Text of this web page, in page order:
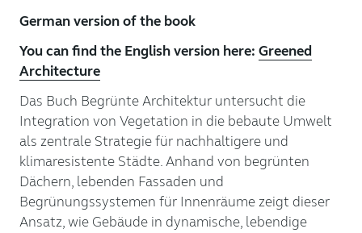
German version of the book
You can find the English version here: Greened
Architecture
Das Buch Begrünte Architektur untersucht die
Integration von Vegetation in die bebaute Umwelt
als zentrale Strategie für nachhaltigere und
klimaresistente Städte. Anhand von begrünten
Dächern, lebenden Fassaden und
Begrünungssystemen für Innenräume zeigt dieser
Ansatz, wie Gebäude in dynamische, lebendige